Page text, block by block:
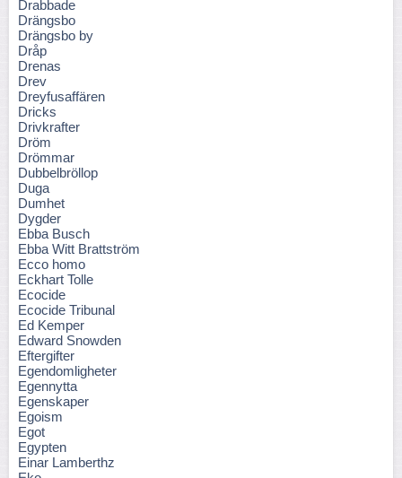
Drabbade
Drängsbo
Drängsbo by
Dråp
Drenas
Drev
Dreyfusaffären
Dricks
Drivkrafter
Dröm
Drömmar
Dubbelbröllop
Duga
Dumhet
Dygder
Ebba Busch
Ebba Witt Brattström
Ecco homo
Eckhart Tolle
Ecocide
Ecocide Tribunal
Ed Kemper
Edward Snowden
Eftergifter
Egendomligheter
Egennytta
Egenskaper
Egoism
Egot
Egypten
Einar Lamberthz